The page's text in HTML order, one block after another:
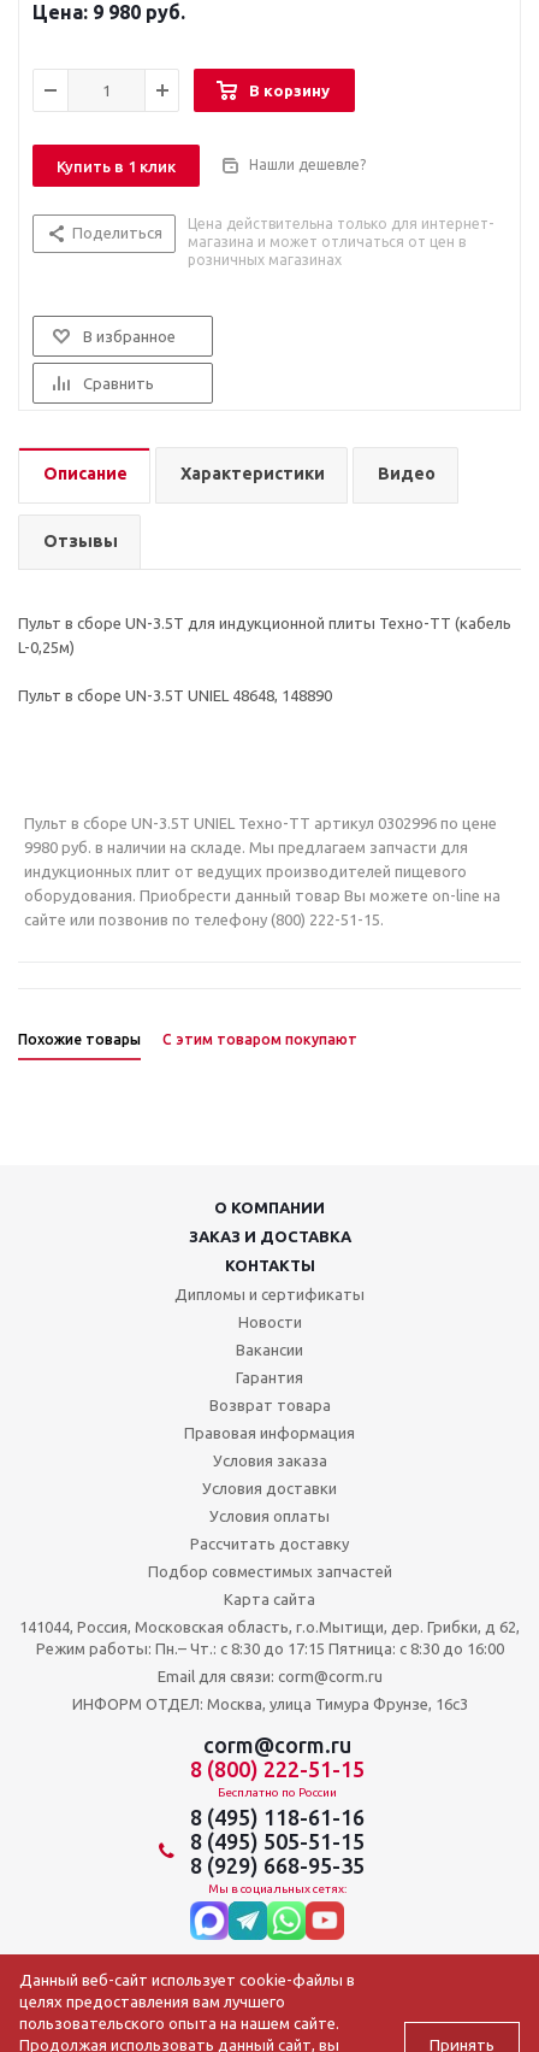
9 980 руб.
В корзину
Купить в 1 клик Нашли дешевле?
Поделиться
Цена действительна только для интернет-
магазина и может отличаться от цен в
розничных магазинах
В избранное
Сравнить
Описание Характеристики Видео
Отзывы
Пульт в сборе UN-3.5T для индукционной плиты Техно-ТТ (кабель
L-0,25м)
Пульт в сборе UN-3.5T UNIEL 48648, 148890
Пульт в сборе UN-3.5T UNIEL Техно-ТТ артикул 0302996 по цене
9980 руб. в наличии на складе. Мы предлагаем запчасти для
индукционных плит от ведущих производителей пищевого
оборудования. Приобрести данный товар Вы можете on-line на
сайте или позвонив по телефону (800) 222-51-15.
Похожие товары С этим товаром покупают
О КОМПАНИИ
ЗАКАЗ И ДОСТАВКА
КОНТАКТЫ
Дипломы и сертификаты
Новости
Вакансии
Гарантия
Возврат товара
Правовая информация
Условия заказа
Условия доставки
Условия оплаты
Рассчитать доставку
Подбор совместимых запчастей
Карта сайта
141044, Россия, Московская область, г.о.Мытищи, дер. Грибки, д 62,
Режим работы: Пн.– Чт.: с 8:30 до 17:15 Пятница: c 8:30 до 16:00
Email для связи: corm@corm.ru
ИНФОРМ ОТДЕЛ: Москва, улица Тимура Фрунзе, 16с3
corm@corm.ru
8 (800) 222-51-15
Бесплатно по России
8 (495) 118-61-16
8 (495) 505-51-15
8 (929) 668-95-35
Мы в социальных сетях:
Данный веб-сайт использует cookie-файлы в
целях предоставления вам лучшего
пользовательского опыта на нашем сайте.
Продолжая использовать данный сайт, вы
Принять